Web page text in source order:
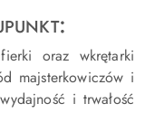
:
oraz wkrętarki
majsterkowiczów i
i trwałość